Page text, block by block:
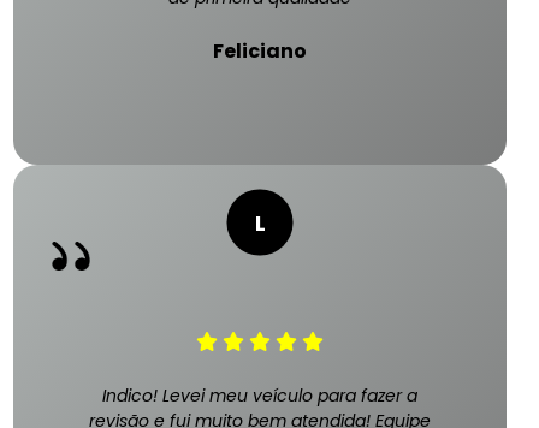
Feliciano
Indico! Levei meu veículo para fazer a
revisão e fui muito bem atendida! Equipe